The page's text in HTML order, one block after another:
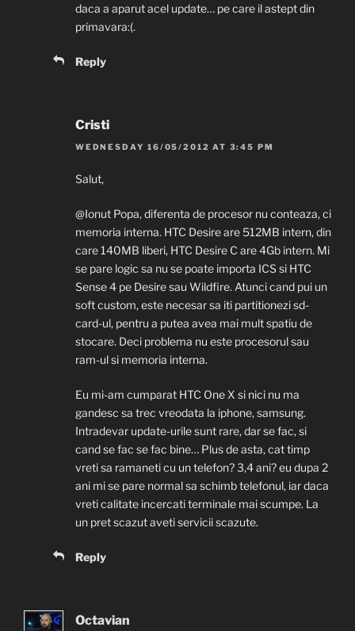
daca a aparut acel update… pe care il astept din
primavara:(.
Reply
Cristi
WEDNESDAY 16/05/2012 AT 3:45 PM
Salut,
@Ionut Popa, diferenta de procesor nu conteaza, ci
memoria interna. HTC Desire are 512MB intern, din
care 140MB liberi, HTC Desire C are 4Gb intern. Mi
se pare logic sa nu se poate importa ICS si HTC
Sense 4 pe Desire sau Wildfire. Atunci cand pui un
soft custom, este necesar sa iti partitionezi sd-
card-ul, pentru a putea avea mai mult spatiu de
stocare. Deci problema nu este procesorul sau
ram-ul si memoria interna.
Eu mi-am cumparat HTC One X si nici nu ma
gandesc sa trec vreodata la iphone, samsung.
Intradevar update-urile sunt rare, dar se fac, si
cand se fac se fac bine… Plus de asta, cat timp
vreti sa ramaneti cu un telefon? 3,4 ani? eu dupa 2
ani mi se pare normal sa schimb telefonul, iar daca
vreti calitate incercati terminale mai scumpe. La
un pret scazut aveti servicii scazute.
Reply
Octavian